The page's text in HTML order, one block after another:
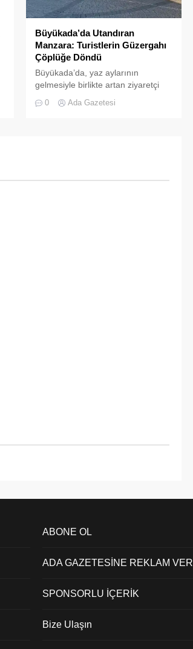
Büyükada’da Utandıran
Manzara: Turistlerin Güzergahı
Çöplüğe Döndü
Büyükada’da, yaz aylarının
gelmesiyle birlikte artan ziyaretçi
hizmetlerindeki aksaklıkları bir kez
0 Ada Gazetesi
ABONE OL
ADA GAZETESİNE REKLAM VER
SPONSORLU İÇERİK
Bize Ulaşın